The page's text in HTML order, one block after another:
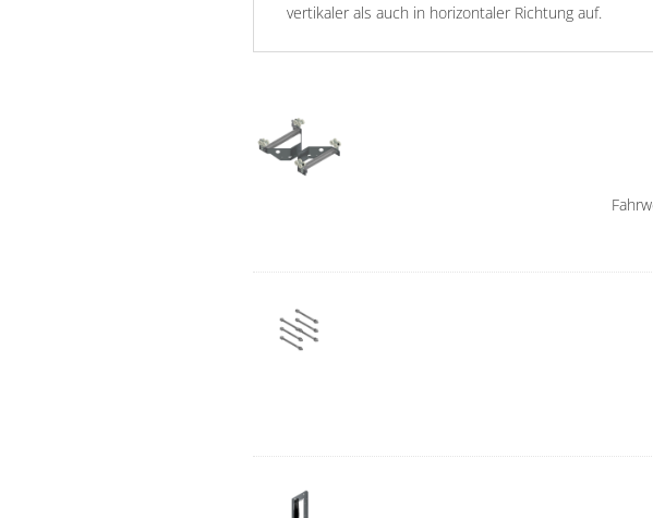
vertikaler als auch in horizontaler Richtung auf.